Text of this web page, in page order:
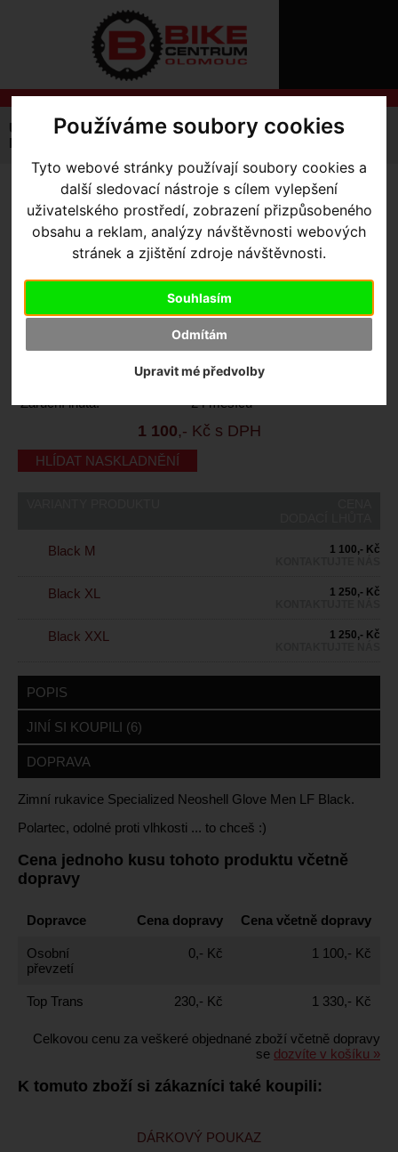
Používáme soubory cookies
Tyto webové stránky používají soubory cookies a
další sledovací nástroje s cílem vylepšení
uživatelského prostředí, zobrazení přizpůsobeného
obsahu a reklam, analýzy návštěvnosti webových
stránek a zjištění zdroje návštěvnosti.
Souhlasím
Odmítám
Upravit mé předvolby
O
REGISTRACE
ZTRATILI
Úvodní strana Výbava pro jezdce
Rukavice
Pánské
Neoshell Glove Men LF Black M
NEOSHELL GLOVE MEN LF
BLACK M- Black M
Specialized
Kód výrobce:
Ne
Záruční lhůta:
24 měsíců
1 100,- Kč s DPH
HLÍDAT NASKLADNĚNÍ
Black M
1 100,- Kč
Black XL
1 250,- Kč
Black XXL
1 250,- Kč
POPIS
JINÍ SI KOUPILI (6)
DOPRAVA
Zimní rukavice Specialized Neoshell Glove Men LF Black.
Polartec, odolné proti vlhkosti ... to chceš :)
Cena jednoho kusu tohoto produktu včetně
dopravy
Dopravce Cena dopravy Cena včetně dopravy
Osobní
převzetí
0,- Kč 1 100,- Kč
Top Trans 230,- Kč 1 330,- Kč
Celkovou cenu za veškeré objednané zboží včetně dopravy
se dozvíte v košíku »
K tomuto zboží si zákazníci také koupili:
DÁRKOVÝ POUKAZ